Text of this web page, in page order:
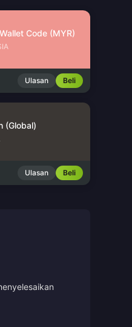
Code (MYR)
Ulasan Beli
(Global)
Ulasan Beli